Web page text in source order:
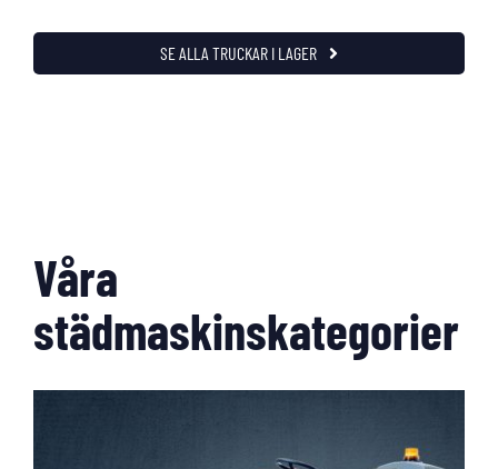
SE ALLA TRUCKAR I LAGER
Våra
städmaskinskategorier